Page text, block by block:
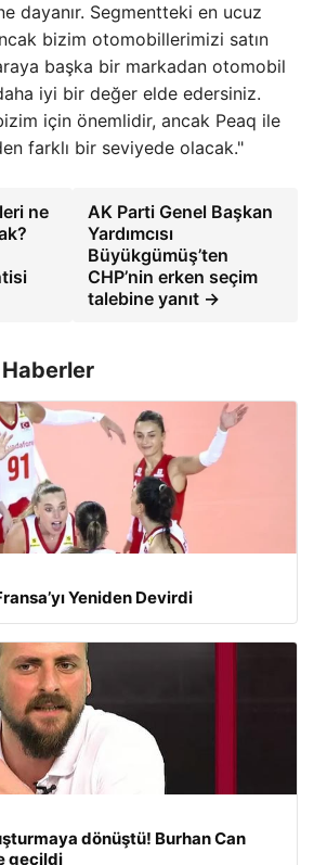
dayanır. Segmentteki en ucuz
bizim otomobillerimizi satın
başka bir markadan otomobil
daha iyi bir değer elde edersiniz.
için önemlidir, ancak Peaq ile
farklı bir seviyede olacak."
ne
AK Parti Genel Başkan
Yardımcısı
Büyükgümüş’ten
CHP’nin erken seçim
talebine yanıt →
Yeniden Devirdi
dönüştü! Burhan Can
geçildi